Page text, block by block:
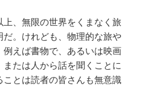
、無限の世界をくまなく旅
。けれども、物理的な旅や
えば書物で、あるいは映画
たは人から話を聞くことに
とは読者の皆さんも無意識